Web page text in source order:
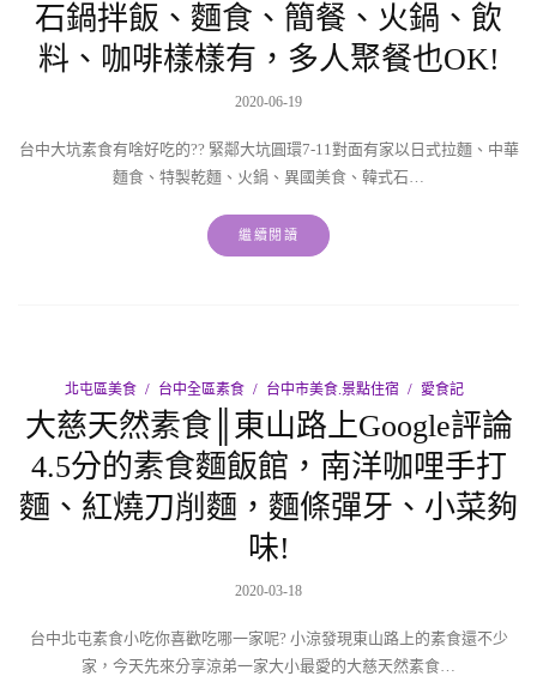
石鍋拌飯、麵食、簡餐、火鍋、飲
料、咖啡樣樣有，多人聚餐也OK!
2020-06-19
台中大坑素食有啥好吃的?? 緊鄰大坑圓環7-11對面有家以日式拉麵、中華
麵食、特製乾麵、火鍋、異國美食、韓式石…
繼續閱讀
北屯區美食 台中全區素食 台中市美食.景點住宿 愛食記
大慈天然素食║東山路上Google評論
4.5分的素食麵飯館，南洋咖哩手打
麵、紅燒刀削麵，麵條彈牙、小菜夠
味!
2020-03-18
台中北屯素食小吃你喜歡吃哪一家呢? 小涼發現東山路上的素食還不少
家，今天先來分享涼弟一家大小最愛的大慈天然素食…